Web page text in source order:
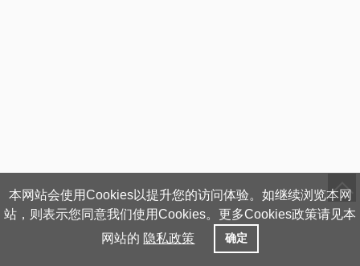
本网站会使用Cookies以提升您的访问体验。如继续浏览本网
站，则表示您同意我们使用Cookies。更多Cookies政策请见本
网站的 隐私政策 确定